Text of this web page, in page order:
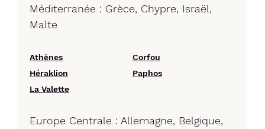
Méditerranée : Grèce, Chypre, Israël,
Malte
Athènes
Corfou
Héraklion
Paphos
La Valette
Europe Centrale : Allemagne, Belgique,